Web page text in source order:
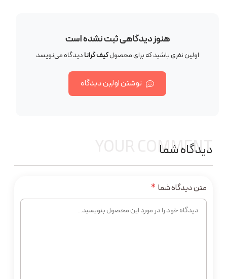
هنوز دیدگاهی ثبت نشده است
اولین نفری باشید که برای محصولکیف گرانادیدگاه می‌نویسد
نوشتن اولین دیدگاه
دیدگاه شما
YOUR COMMENT
متن دیدگاه شما *